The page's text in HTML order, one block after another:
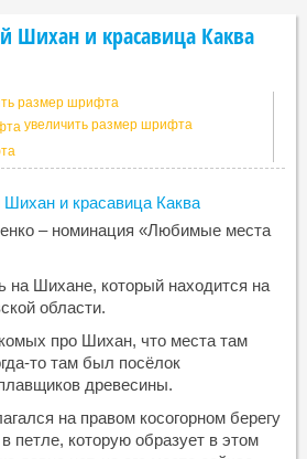
Шихан и красавица Каква
размер шрифта
увеличить размер шрифта
– номинация «Любимые места
на Шихане, который находится на
области.
про Шихан, что места там
то там был посёлок
древесины.
на правом косогорном берегу
петле, которую образует в этом